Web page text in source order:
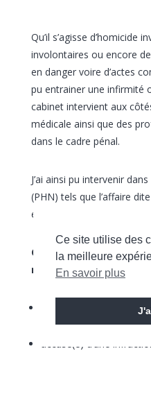
Qu’il s’agisse d’homicide
involontaires ou encore
en danger voire d’actes
pu entrainer une infirmité
cabinet intervient aux
médicale ainsi que des
dans le cadre pénal.
J’ai ainsi pu intervenir
(PHN) tels que l’affaire
encore celle des dentistes
Concrètement, mon
notamment si vous êtes
victime d’une faute
infraction pénale
accusé(e) d’une
Ce site utilise des
la meilleure
En savoir plus